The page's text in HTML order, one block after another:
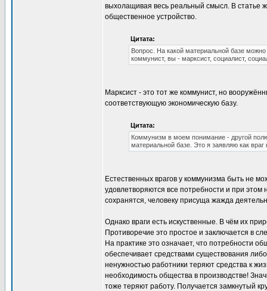
выхолащивая весь реальный смысл. В статье
общественное устройство.
Цитата:
Вопрос. На какой материальной базе
коммунист, вы - марксист, социалист,
Марксист - это тот же коммунист, но
соответствующую экономическую базу.
Цитата:
Коммунизм в моем понимание - другой
материальной базе. Это я заявляю как
Естественных врагов у коммунизма быть не
удовлетворяются все потребности и при
сохранятся, человеку присуща жажда
Однако враги есть искуственные. В чём их
Противоречие это простое и заключается в
На практике это означает, что потребности
обеспечивает средствами существования
ненужностью работники теряют средства к
необходимость общества в производстве!
тоже теряют работу. Получается замкнутый